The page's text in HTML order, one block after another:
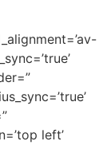
left’